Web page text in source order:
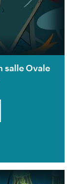
salle Ovale